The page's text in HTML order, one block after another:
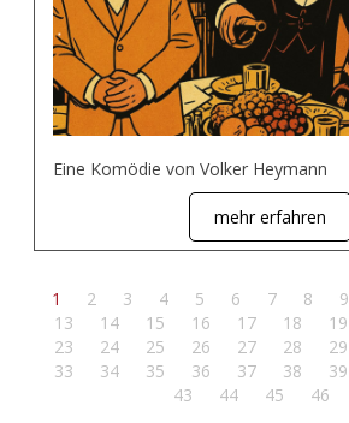
Eine Komödie von Volker Heymann
mehr erfahren
1 2 3 4 5 6 7 8 9
13
14 15 16 17 18 19
23
24 25 26 27 28 29
33
34 35 36 37 38 39
43
44 45 46